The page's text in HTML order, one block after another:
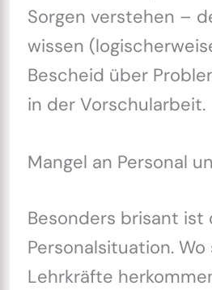
Sorgen verstehen –
wissen
Bescheid über
in der Vorschularbeit.
Mangel an Personal
Besonders brisant ist
Personalsituation.
Lehrkräfte